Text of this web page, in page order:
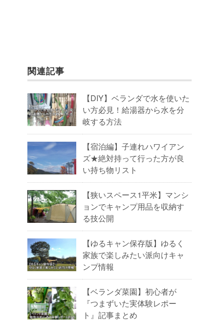
関連記事
【DIY】ベランダで水を使いた
い方必見！給湯器から水を分
岐する方法
【宿泊編】子連れハワイアン
ズ★絶対持って行った方が良
い持ち物リスト
【狭いスペース1平米】マンシ
ョンでキャンプ用品を収納す
る技公開
【ゆるキャン保存版】ゆるく
家族で楽しみたい派向けキャ
ンプ情報
【ベランダ菜園】初心者が
『つまずいた実体験レポー
ト』記事まとめ